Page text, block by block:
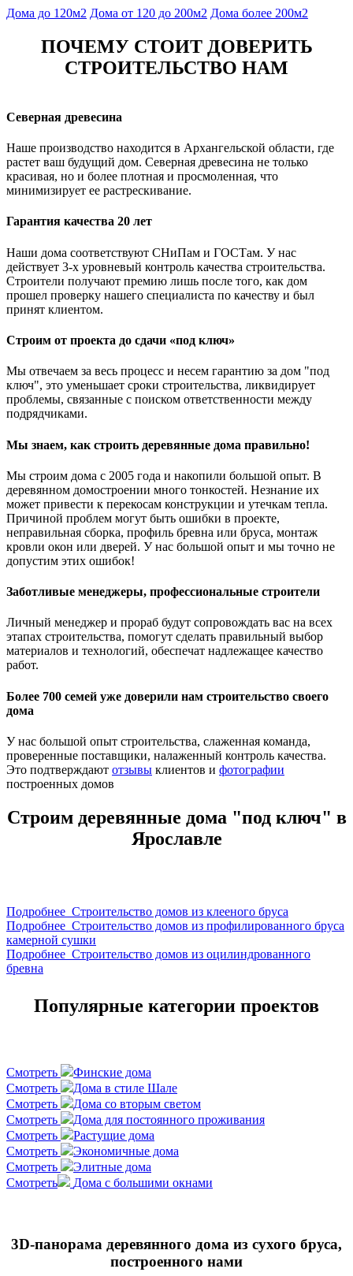
Дома до 120м2 Дома от 120 до 200м2 Дома более 200м2
ПОЧЕМУ СТОИТ ДОВЕРИТЬ
СТРОИТЕЛЬСТВО НАМ
Северная древесина
Наше производство находится в Архангельской области, где
растет ваш будущий дом. Северная древесина не только
красивая, но и более плотная и просмоленная, что
минимизирует ее растрескивание.
Гарантия качества 20 лет
Наши дома соответствуют СНиПам и ГОСТам. У нас
действует 3-х уровневый контроль качества строительства.
Строители получают премию лишь после того, как дом
прошел проверку нашего специалиста по качеству и был
принят клиентом.
Строим от проекта до сдачи «под ключ»
Мы отвечаем за весь процесс и несем гарантию за дом "под
ключ", это уменьшает сроки строительства, ликвидирует
проблемы, связанные с поиском ответственности между
подрядчиками.
Мы знаем, как строить деревянные дома правильно!
Мы строим дома с 2005 года и накопили большой опыт. В
деревянном домостроении много тонкостей. Незнание их
может привести к перекосам конструкции и утечкам тепла.
Причиной проблем могут быть ошибки в проекте,
неправильная сборка, профиль бревна или бруса, монтаж
кровли окон или дверей. У нас большой опыт и мы точно не
допустим этих ошибок!
Заботливые менеджеры, профессиональные строители
Личный менеджер и прораб будут сопровождать вас на всех
этапах строительства, помогут сделать правильный выбор
материалов и технологий, обеспечат надлежащее качество
работ.
Более 700 семей уже доверили нам строительство своего
дома
У нас большой опыт строительства, слаженная команда,
проверенные поставщики, налаженный контроль качества.
Это подтверждают отзывы клиентов и фотографии
построенных домов
Строим деревянные дома "под ключ" в
Ярославле
Подробнее Строительство домов из клееного бруса
Подробнее Строительство домов из профилированного бруса
камерной сушки
Подробнее Строительство домов из оцилиндрованного
бревна
Популярные категории проектов
Смотреть
Финские дома
Смотреть
Дома в стиле Шале
Смотреть
Дома со вторым светом
Смотреть
Дома для постоянного проживания
Смотреть
Растущие дома
Смотреть
Экономичные дома
Смотреть
Элитные дома
Смотреть
Дома с большими окнами
3D-панорама деревянного дома из сухого бруса,
построенного нами